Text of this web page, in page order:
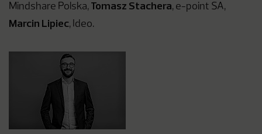
Mindshare Polska, Tomasz Stachera, e-point SA,
Marcin Lipiec, Ideo.